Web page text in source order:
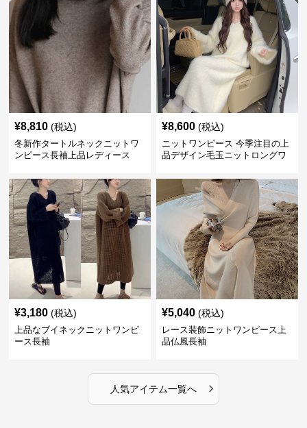
¥8,810 (税込)
冬新作タートルネックニットワ
ンピース長袖上品レディース
¥8,600 (税込)
ニットワンピース 今季注目の上
品デザイン毛玉ニットロングワ
¥3,180 (税込)
上品なブイネックニットワンピ
ース長袖
¥5,040 (税込)
レース装飾ニットワンピース上
品仏風長袖
人気アイテム一覧へ ›